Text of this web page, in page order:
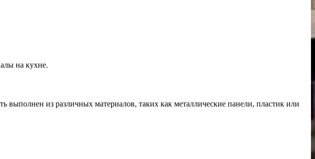
на кухне.
из различных материалов, таких как металлические панели, пластик или